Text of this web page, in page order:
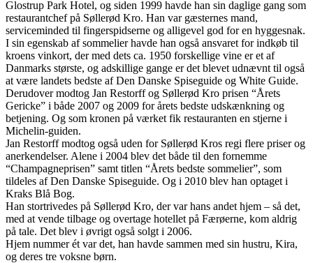
Glostrup Park Hotel, og siden 1999 havde han sin daglige gang som
restaurantchef på Søllerød Kro. Han var gæsternes mand,
serviceminded til fingerspidserne og alligevel god for en hyggesnak.
I sin egenskab af sommelier havde han også ansvaret for indkøb til
kroens vinkort, der med dets ca. 1950 forskellige vine er et af
Danmarks største, og adskillige gange er det blevet udnævnt til også
at være landets bedste af Den Danske Spiseguide og White Guide.
Derudover modtog Jan Restorff og Søllerød Kro prisen “Årets
Gericke” i både 2007 og 2009 for årets bedste udskænkning og
betjening. Og som kronen på værket fik restauranten en stjerne i
Michelin-guiden.
Jan Restorff modtog også uden for Søllerød Kros regi flere priser og
anerkendelser. Alene i 2004 blev det både til den fornemme
“Champagneprisen” samt titlen “Årets bedste sommelier”, som
tildeles af Den Danske Spiseguide. Og i 2010 blev han optaget i
Kraks Blå Bog.
Han stortrivedes på Søllerød Kro, der var hans andet hjem – så det,
med at vende tilbage og overtage hotellet på Færøerne, kom aldrig
på tale. Det blev i øvrigt også solgt i 2006.
Hjem nummer ét var det, han havde sammen med sin hustru, Kira,
og deres tre voksne børn.